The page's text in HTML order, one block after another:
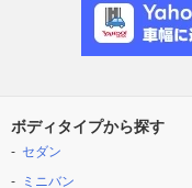
ボディタイプから探す
セダン
ミニバン